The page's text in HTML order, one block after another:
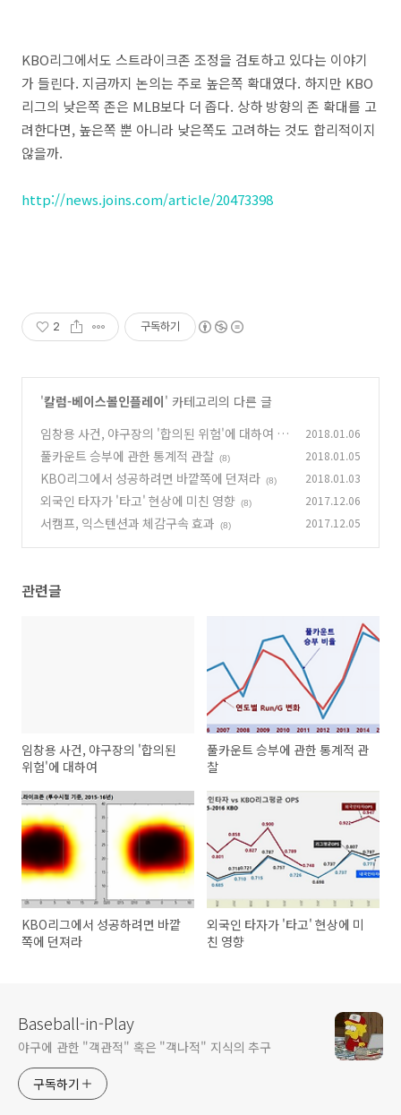
KBO리그에서도 스트라이크존 조정을 검토하고 있다는 이야기
가 들린다. 지금까지 논의는 주로 높은쪽 확대였다. 하지만 KBO
리그의 낮은쪽 존은 MLB보다 더 좁다. 상하 방향의 존 확대를 고
려한다면, 높은쪽 뿐 아니라 낮은쪽도 고려하는 것도 합리적이지
않을까.
http://news.joins.com/article/20473398
2 구독하기
'칼럼-베이스볼인플레이' 카테고리의 다른 글
임창용 사건, 야구장의 '합의된 위험'에 대하여
(8)
2018.01.06
풀카운트 승부에 관한 통계적 관찰 (8) 2018.01.05
KBO리그에서 성공하려면 바깥쪽에 던져라 (8) 2018.01.03
외국인 타자가 '타고' 현상에 미친 영향 (8) 2017.12.06
서캠프, 익스텐션과 체감구속 효과 (8) 2017.12.05
관련글
임창용 사건, 야구장의 '합의된
위험'에 대하여
풀카운트 승부에 관한 통계적 관
찰
KBO리그에서 성공하려면 바깥
쪽에 던져라
외국인 타자가 '타고' 현상에 미
친 영향
Baseball-in-Play
야구에 관한 "객관적" 혹은 "객나적" 지식의 추구
구독하기